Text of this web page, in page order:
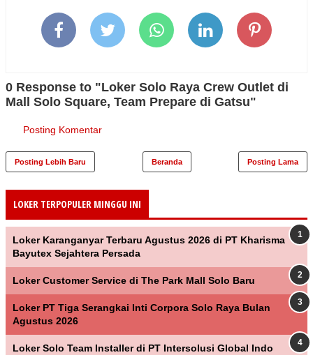
0 Response to "Loker Solo Raya Crew Outlet di
Mall Solo Square, Team Prepare di Gatsu"
Posting Komentar
Posting Lebih Baru Posting Lama
Beranda
LOKER TERPOPULER MINGGU INI
Loker Karanganyar Terbaru Agustus 2026 di PT Kharisma
Bayutex Sejahtera Persada
Loker Customer Service di The Park Mall Solo Baru
Loker PT Tiga Serangkai Inti Corpora Solo Raya Bulan
Agustus 2026
Loker Solo Team Installer di PT Intersolusi Global Indo